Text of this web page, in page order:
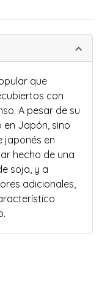
que
con
A pesar de su
en Japón, sino
japonés en
hecho de una
soja, y a
adicionales,